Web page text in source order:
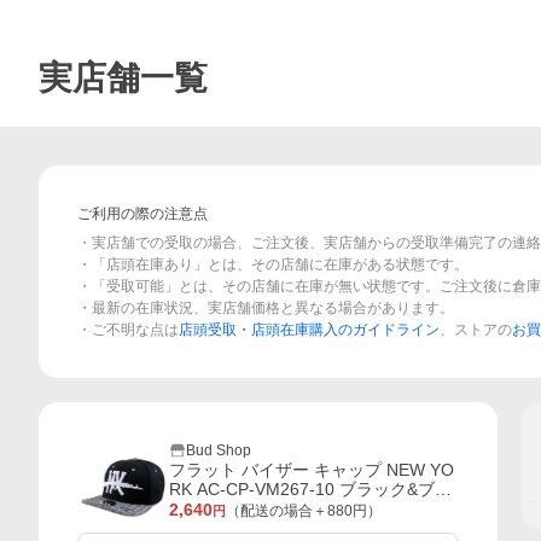
実店舗一覧
ご利用の際の注意点
・実店舗での受取の場合、ご注文後、実店舗からの受取準備完了の連
・「店頭在庫あり」とは、その店舗に在庫がある状態です。
・「受取可能」とは、その店舗に在庫が無い状態です。ご注文後に倉
・最新の在庫状況、実店舗価格と異なる場合があります。
・ご不明な点は店頭受取・店頭在庫購入のガイドライン、ストアのお
Bud Shop
フラット バイザー キャップ NEW YO
RK AC-CP-VM267-10 ブラック&ブラ
ック バンダナ
2,640円 （配送の場合＋ 880円）